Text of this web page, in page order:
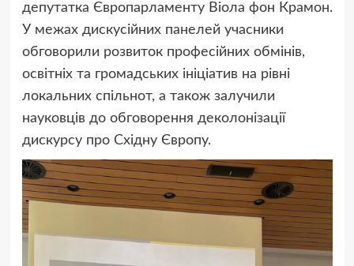
депутатка Європарламенту Віола фон Крамон.
У межах дискусійних панелей учасники
обговорили розвиток професійних обмінів,
освітніх та громадських ініціатив на рівні
локальних спільнот, а також залучили
науковців до обговорення деколонізації
дискурсу про Східну Європу.